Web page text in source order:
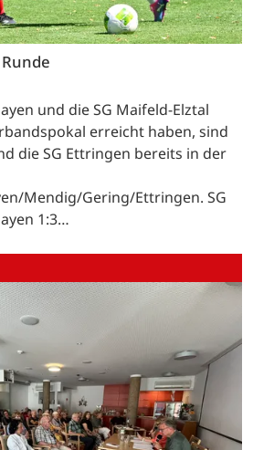
und die SG Maifeld-Elztal
erreicht haben, sind
die SG Ettringen bereits in der
Mendig/Gering/Ettringen. SG
1:3…